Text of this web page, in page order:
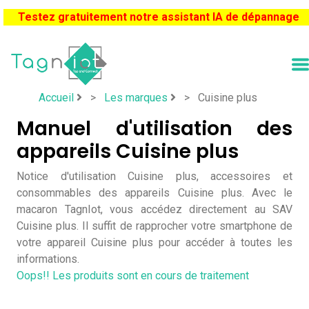
Testez gratuitement notre assistant IA de dépannage
Accueil > Les marques > Cuisine plus
Manuel d'utilisation des
appareils Cuisine plus
Notice d'utilisation Cuisine plus, accessoires et
consommables des appareils Cuisine plus. Avec le
macaron TagnIot, vous accédez directement au SAV
Cuisine plus. Il suffit de rapprocher votre smartphone de
votre appareil Cuisine plus pour accéder à toutes les
informations.
Oops!! Les produits sont en cours de traitement